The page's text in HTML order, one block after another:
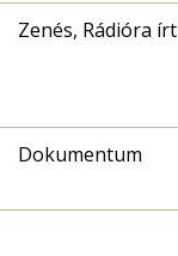
Zenés, Rádióra írt
Dokumentum